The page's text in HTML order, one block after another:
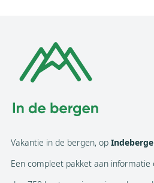
Vakantie in de bergen, op
Een compleet pakket aan